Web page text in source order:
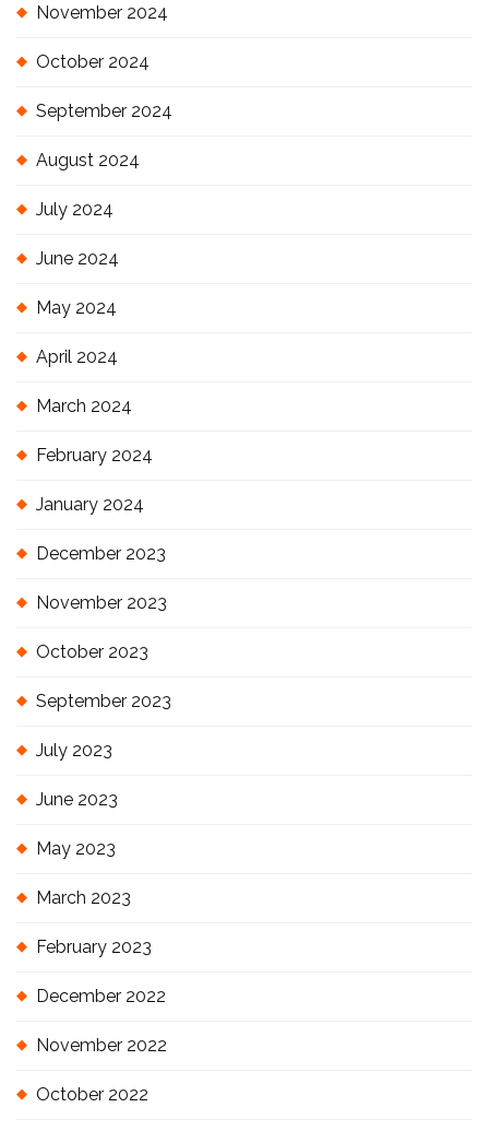
November 2024
October 2024
September 2024
August 2024
July 2024
June 2024
May 2024
April 2024
March 2024
February 2024
January 2024
December 2023
November 2023
October 2023
September 2023
July 2023
June 2023
May 2023
March 2023
February 2023
December 2022
November 2022
October 2022